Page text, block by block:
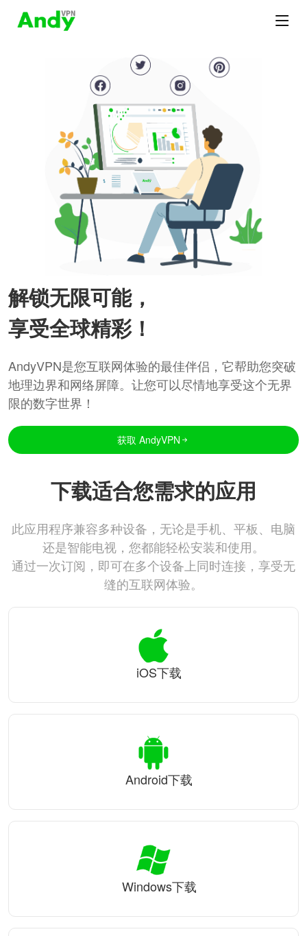
解锁无限可能，
享受全球精彩！
AndyVPN是您互联网体验的最佳伴侣，它帮助您突破
地理边界和网络屏障。让您可以尽情地享受这个无界
限的数字世界！
获取 AndyVPN
下载适合您需求的应用
此应用程序兼容多种设备，无论是手机、平板、电脑
还是智能电视，您都能轻松安装和使用。
通过一次订阅，即可在多个设备上同时连接，享受无
缝的互联网体验。
iOS下载
Android下载
Windows下载